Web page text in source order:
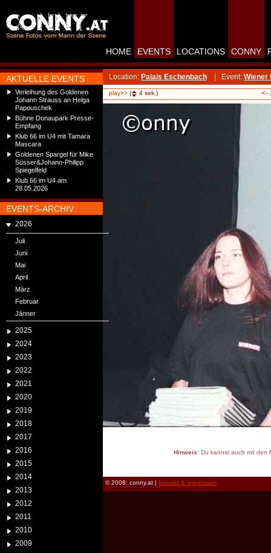
AKTUELLE EVENTS
Verleihung des Goldenen
Johann Strauss an Helga
Papouschek
Bühne Donaupark Presse-
Empfang
Klub 66 im U4 mit Tamara
Mascara
Goldenen Spargel für Mike
Süsser&Johann-Philipp
Spiegelfeld
Klub 66 im U4 am
28.05.2026
EVENTS-ARCHIV
2026
Juli
Juni
Mai
April
März
Februar
Jänner
2025
2024
2023
2022
2021
2020
2019
2018
2017
2016
2015
2014
2013
2012
2011
2010
2009
HOME EVENTS LOCATIONS CONNY
Location: Palais Eschenbach Event: Wiener
play>> ( 4 sek.) <-
Hinweis:Du kannst auch mit den
© 2008: conny.at | kontakt & impressum